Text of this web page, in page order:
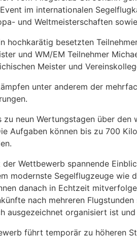
im internationalen
und Weltmeisterschaften
hochkarätig besetzten
und WM/EM Teilnehmer
Meister und
unter anderem der
neun Wertungstagen über
Aufgaben können bis zu 700
der Wettbewerb spannende
modernste Segelflugzeuge
danach in Echtzeit
nach mehreren
ausgezeichnet organisiert ist
führt temporär zu höheren